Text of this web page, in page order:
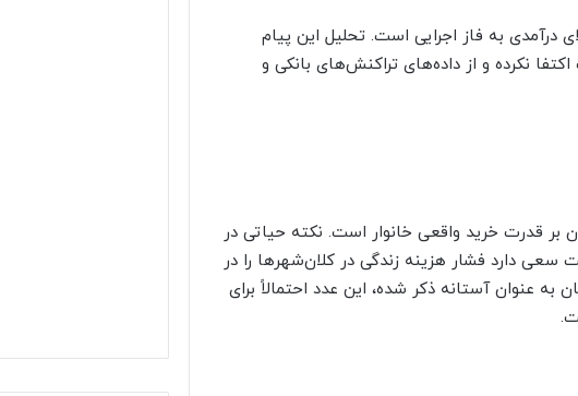
به فاز اجرایی است. تحلیل این پیام
نکرده و از داده‌های تراکنش‌های بانکی و
بر قدرت خرید واقعی خانوار است. نکته حیاتی در
دارد فشار هزینه زندگی در کلان‌شهرها را در
در پیام دریافتی عدد ۱۰ میلیون تومان به عنوان آستانه ذکر شده، این عدد احتمالاً برای